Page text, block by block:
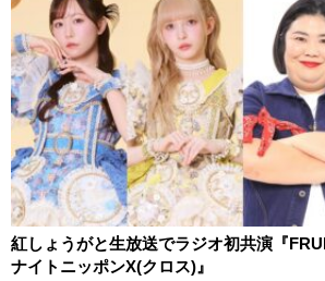
紅しょうがと生放送でラジオ初共演『
ナイトニッポンX(クロス)』